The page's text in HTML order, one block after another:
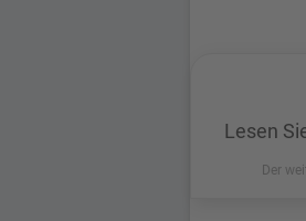
Lesen
Der